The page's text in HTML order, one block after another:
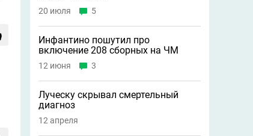
20 июля 5
Инфантино пошутил про
включение 208 сборных на ЧМ
12 июня 3
Луческу скрывал смертельный
диагноз
12 апреля